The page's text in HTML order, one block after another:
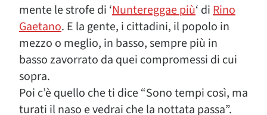
mente le strofe di ‘Nuntereggae più‘ diRino
Gaetano. E la gente, i cittadini, il popolo in
mezzo o meglio, in basso, sempre più in
basso zavorrato da quei compromessi di cui
sopra.
Poi c’è quello che ti dice “Sono tempi così, ma
turati il naso e vedrai che la nottata passa”.